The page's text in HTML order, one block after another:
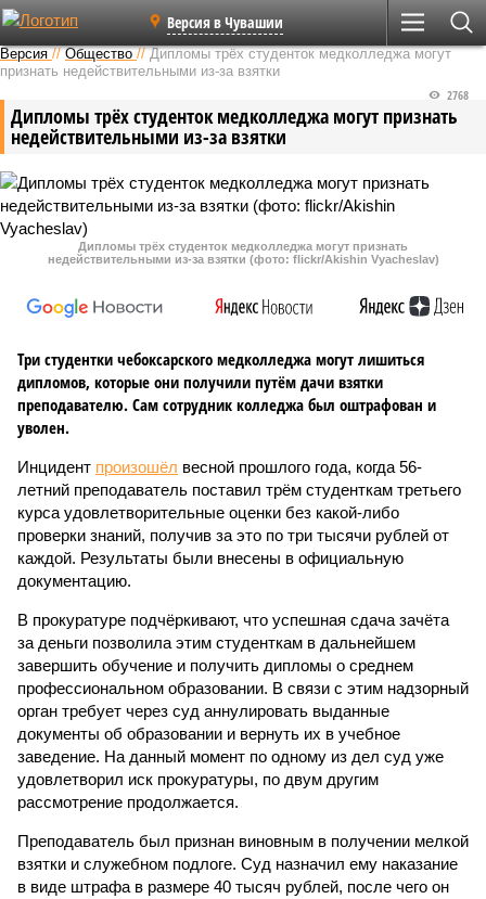
Версия в Чувашии
Версия //Общество //Дипломы трёх студенток медколледжа могут
признать недействительными из-за взятки
Дипломы трёх студенток медколледжа могут признать
недействительными из-за взятки
2768
Дипломы трёх студенток медколледжа могут признать
недействительными из-за взятки (фото: flickr/Akishin Vyacheslav)
Три студентки чебоксарского медколледжа могут лишиться
дипломов, которые они получили путём дачи взятки
преподавателю. Сам сотрудник колледжа был оштрафован и
уволен.
Инцидент произошёл весной прошлого года, когда 56-
летний преподаватель поставил трём студенткам третьего
курса удовлетворительные оценки без какой-либо
проверки знаний, получив за это по три тысячи рублей от
каждой. Результаты были внесены в официальную
документацию.
В прокуратуре подчёркивают, что успешная сдача зачёта
за деньги позволила этим студенткам в дальнейшем
завершить обучение и получить дипломы о среднем
профессиональном образовании. В связи с этим надзорный
орган требует через суд аннулировать выданные
документы об образовании и вернуть их в учебное
заведение. На данный момент по одному из дел суд уже
удовлетворил иск прокуратуры, по двум другим
рассмотрение продолжается.
Преподаватель был признан виновным в получении мелкой
взятки и служебном подлоге. Суд назначил ему наказание
в виде штрафа в размере 40 тысяч рублей, после чего он